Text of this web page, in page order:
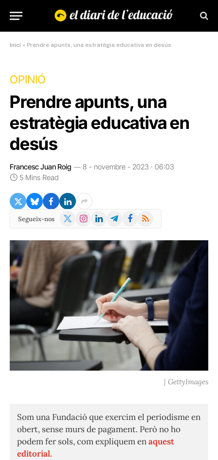
Inici » Prendre apunts, una estratègia educativa en desús
OPINIÓ
Prendre apunts, una
estratègia educativa en
desús
Francesc Juan Roig
8 - novembre - 2023 · 06:03
5 Mins Read
Segueix-nos
X
Instagram
LinkedInTelegramFacebook
RSS
| GettyImages
Som una Fundació que exercim el periodisme en
obert, sense murs de pagament. Però no ho
podem fer sols, com expliquem enaquest
editorial.